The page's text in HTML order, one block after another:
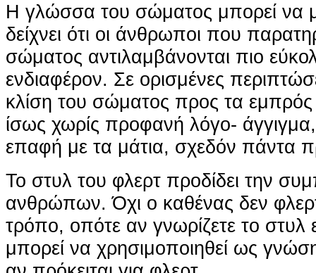
Η γλώσσα του σώματος μπορεί να
δείχνει ότι οι άνθρωποι που
σώματος αντιλαμβάνονται πιο
ενδιαφέρον. Σε ορισμένες
κλίση του σώματος προς τα εμπρός
ίσως χωρίς προφανή λόγο-
επαφή με τα μάτια, σχεδόν πάντα
Το στυλ του φλερτ προδίδει την
ανθρώπων. Όχι ο καθένας δεν
τρόπο, οπότε αν γνωρίζετε το στυλ
μπορεί να χρησιμοποιηθεί ως